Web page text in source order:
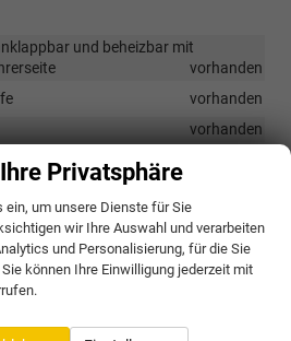
und beheizbar mit
vorhanden
vorhanden
vorhanden
Bedienung und Easy Open/Close-
vorhanden
vorhanden
sowie Leaving- und Coming-
Privatsphäre
ein, um unsere Dienste für Sie
wir Ihre Auswahl und verarbeiten
und Personalisierung, für die Sie
können Ihre Einwilligung jederzeit mit